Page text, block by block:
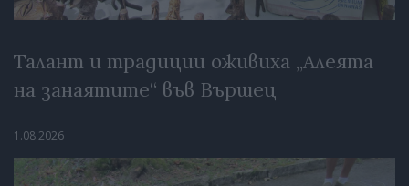
Талант и традиции оживиха „Алеята
на занаятите“ във Вършец
1.08.2026